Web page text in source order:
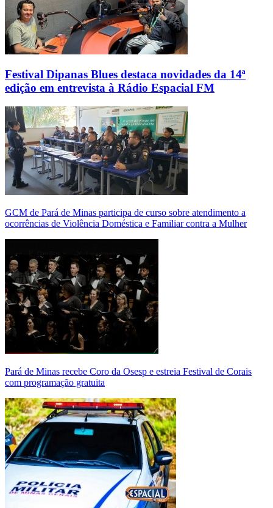
Festival Dipanas Blues destaca novidades da 14ª
edição em entrevista à Rádio Espacial FM
GCM de Pará de Minas participa de curso sobre atendimento a
ocorrências de Violência Doméstica e Familiar contra a Mulher
Pará de Minas recebe Coro da Osesp e estreia Festival de Corais
com programação gratuita